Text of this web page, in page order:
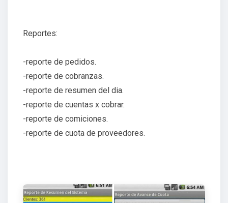
Reportes:
-reporte de pedidos.
-reporte de cobranzas.
-reporte de resumen del dia.
-reporte de cuentas x cobrar.
-reporte de comiciones.
-reporte de cuota de proveedores.